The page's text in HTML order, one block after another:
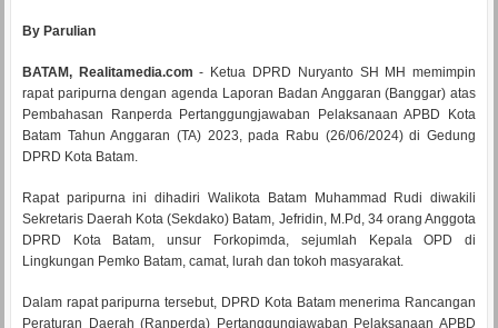
By Parulian
BATAM, Realitamedia.com - Ketua DPRD Nuryanto SH MH memimpin
rapat paripurna dengan agenda Laporan Badan Anggaran (Banggar) atas
Pembahasan Ranperda Pertanggungjawaban Pelaksanaan APBD Kota
Batam Tahun Anggaran (TA) 2023, pada Rabu (26/06/2024) di Gedung
DPRD Kota Batam.
Rapat paripurna ini dihadiri Walikota Batam Muhammad Rudi diwakili
Sekretaris Daerah Kota (Sekdako) Batam, Jefridin, M.Pd, 34 orang Anggota
DPRD Kota Batam, unsur Forkopimda, sejumlah Kepala OPD di
Lingkungan Pemko Batam, camat, lurah dan tokoh masyarakat.
Dalam rapat paripurna tersebut, DPRD Kota Batam menerima Rancangan
Peraturan Daerah (Ranperda) Pertanggungjawaban Pelaksanaan APBD